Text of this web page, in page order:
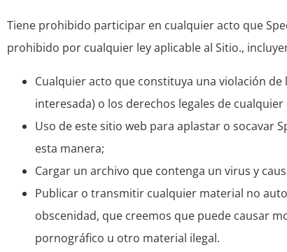
Tiene prohibido participar en cualquier acto que
prohibido por cualquier ley aplicable al Sitio.,
Cualquier acto que constituya una violación
interesada) o los derechos legales de
Uso de este sitio web para aplastar o socavar
esta manera;
Cargar un archivo que contenga un virus y
Publicar o transmitir cualquier material no
obscenidad, que creemos que puede causar
pornográfico u otro material ilegal.